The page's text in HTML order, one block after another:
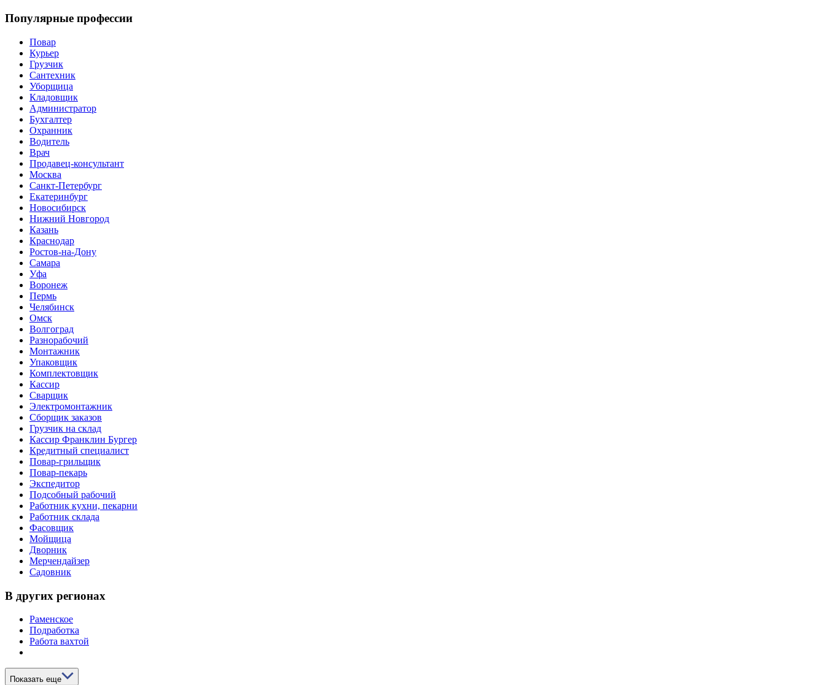
Популярные профессии
Повар
Курьер
Грузчик
Сантехник
Уборщица
Кладовщик
Администратор
Бухгалтер
Охранник
Водитель
Врач
Продавец-консультант
Москва
Санкт-Петербург
Екатеринбург
Новосибирск
Нижний Новгород
Казань
Краснодар
Ростов-на-Дону
Самара
Уфа
Воронеж
Пермь
Челябинск
Омск
Волгоград
Разнорабочий
Монтажник
Упаковщик
Комплектовщик
Кассир
Сварщик
Электромонтажник
Сборщик заказов
Грузчик на склад
Кассир Франклин Бургер
Кредитный специалист
Повар-грильщик
Повар-пекарь
Экспедитор
Подсобный рабочий
Работник кухни, пекарни
Работник склада
Фасовщик
Мойщица
Дворник
Мерчендайзер
Садовник
В других регионах
Раменское
Подработка
Работа вахтой
Показать еще